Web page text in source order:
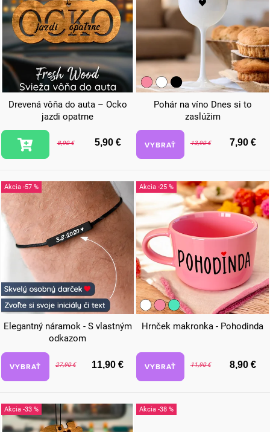
Drevená vôňa do auta – Ocko
jazdi opatrne
8,90 € 5,90 €
Pohár na víno Dnes si to
zaslúžim
13,90 € 7,90 €
VYBRAŤ
-57 %
Elegantný náramok - S vlastným
odkazom
27,90 € 11,90 €
VYBRAŤ
-25 %
Hrnček makronka - Pohodinda
11,90 € 8,90 €
VYBRAŤ
-33 % -38 %